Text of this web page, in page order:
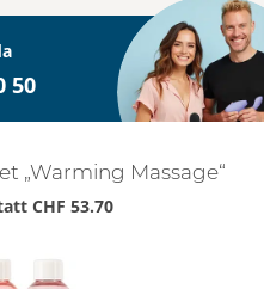
50
„Warming Massage“
CHF 53.70